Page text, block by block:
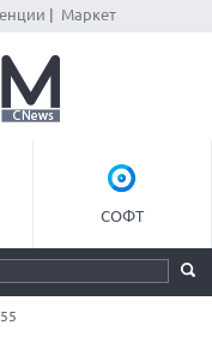
Маркет
СОФТ